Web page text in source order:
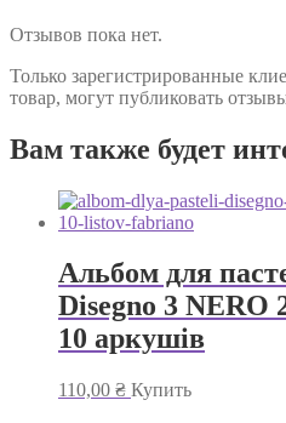
Отзывов пока нет.
Только зарегистрированные
товар, могут публиковать
Вам также будет
Альбом для
Disegno 3 NERO
10 аркушів
110,00 ₴ Купить